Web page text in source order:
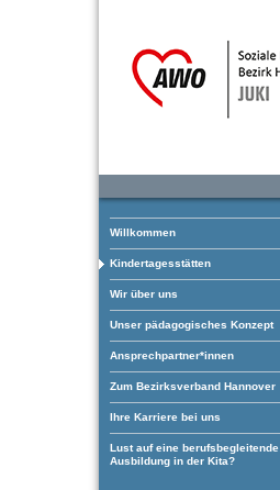
Willkommen
Kindertagesstätten
Wir über uns
Unser pädagogisches Konzept
Ansprechpartner*innen
Zum Bezirksverband Hannover
Ihre Karriere bei uns
Lust auf eine berufsbegleitende
Ausbildung in der Kita?